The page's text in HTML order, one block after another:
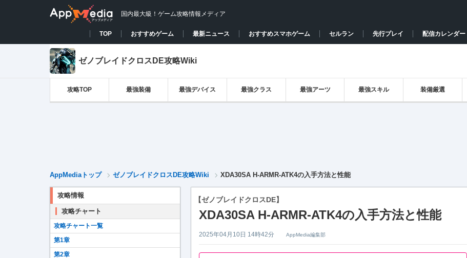
国内最大級！ゲーム攻略情報メディア
TOP おすすめゲーム 最新ニュース おすすめスマホゲーム セルラン 先行プレイ 配信カレンダー
ゼノブレイドクロスDE攻略Wiki
攻略TOP 最強装備 最強デバイス 最強クラス 最強アーツ 最強スキル 装備厳選
AppMediaトップ ゼノブレイドクロスDE攻略Wiki XDA30SA H-ARMR-ATK4の入手方法と性能
【ゼノブレイドクロスDE】
XDA30SA H-ARMR-ATK4の入手方法と性能
2025年04月10日 14時42分 AppMedia編集部
攻略情報
攻略チャート
攻略チャート一覧
第1章
第2章